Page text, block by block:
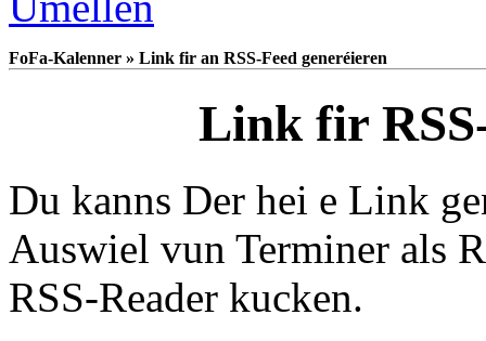
FoFa-Kalenner » Link fir an RSS-Feed generéieren
Link fir
Du kanns Der hei e Link
Auswiel vun Terminer als
RSS-Reader kucken.